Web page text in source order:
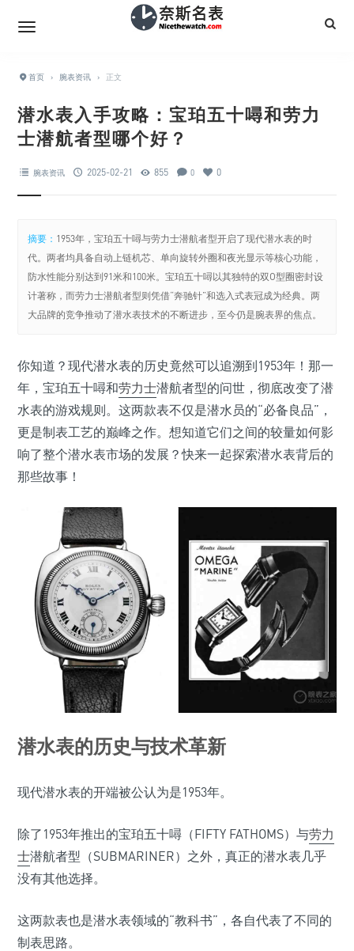
首页 › 腕表资讯 › 正文
潜水表入手攻略：宝珀五十噚和劳力
士潜航者型哪个好？
腕表资讯 2025-02-21 855 0 0
摘要： 1953年，宝珀五十噚与劳力士潜航者型开启了现代潜水表的时
代。两者均具备自动上链机芯、单向旋转外圈和夜光显示等核心功能，
防水性能分别达到91米和100米。宝珀五十噚以其独特的双O型圈密封设
计著称，而劳力士潜航者型则凭借“奔驰针”和选入式表冠成为经典。两
大品牌的竞争推动了潜水表技术的不断进步，至今仍是腕表界的焦点。
你知道？现代潜水表的历史竟然可以追溯到1953年！那一
年，宝珀五十噚和劳力士潜航者型的问世，彻底改变了潜
水表的游戏规则。这两款表不仅是潜水员的“必备良品”，
更是制表工艺的巅峰之作。想知道它们之间的较量如何影
响了整个潜水表市场的发展？快来一起探索潜水表背后的
那些故事！
潜水表的历史与技术革新
现代潜水表的开端被公认为是1953年。
除了1953年推出的宝珀五十噚（FIFTY FATHOMS）与劳力
士潜航者型（SUBMARINER）之外，真正的潜水表几乎
没有其他选择。
这两款表也是潜水表领域的“教科书”，各自代表了不同的
制表思路。